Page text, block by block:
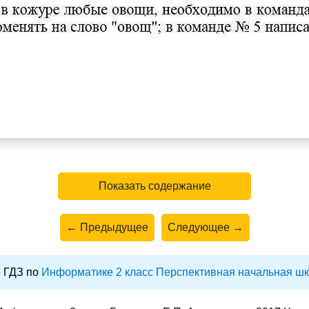
Показать содержание
← Предыдущее Следующее →
ГДЗ по Информатике 2 класс Перспективная начальная